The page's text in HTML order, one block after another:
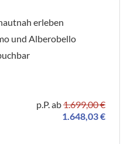
erleben
und Alberobello
p.P. ab1.699,00 €
1.648,03 €